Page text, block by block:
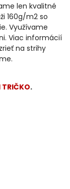
len kvalitné
160g/m2 so
Využívame
Viac informácií
na strihy
TRIČKO.